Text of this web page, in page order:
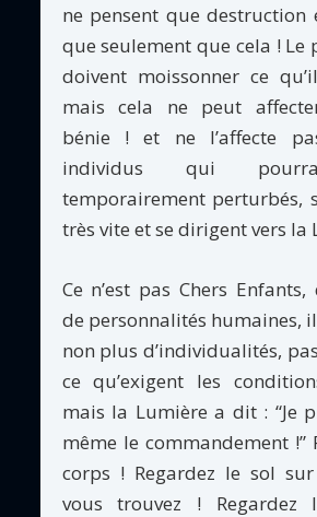
ne pensent que destruction
que seulement que cela ! Le
doivent moissonner ce
mais cela ne peut
bénie ! et ne l’affecte
individus qui
temporairement perturbés,
très vite et se dirigent vers la
Ce n’est pas Chers Enfants,
de personnalités humaines, il
non plus d’individualités,
ce qu’exigent les
mais la Lumière a dit : “Je
même le commandement !”
corps ! Regardez le sol
vous trouvez !